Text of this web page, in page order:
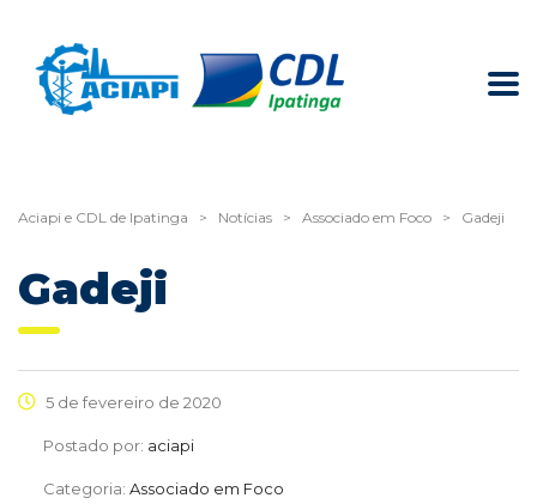
Aciapi e CDL de Ipatinga > Notícias > Associado em Foco > Gadeji
Gadeji
5 de fevereiro de 2020
Postado por: aciapi
Categoria: Associado em Foco